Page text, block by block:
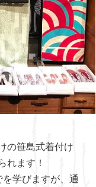
の笹島式着付け
れます！
学びますが、通